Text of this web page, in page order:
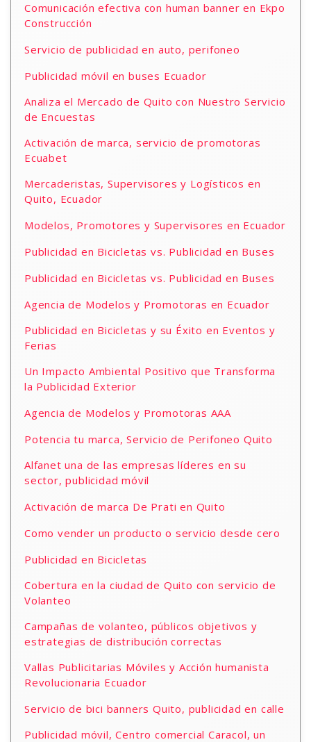
Comunicación efectiva con human banner en Ekpo
Construcción
Servicio de publicidad en auto, perifoneo
Publicidad móvil en buses Ecuador
Analiza el Mercado de Quito con Nuestro Servicio
de Encuestas
Activación de marca, servicio de promotoras
Ecuabet
Mercaderistas, Supervisores y Logísticos en
Quito, Ecuador
Modelos, Promotores y Supervisores en Ecuador
Publicidad en Bicicletas vs. Publicidad en Buses
Publicidad en Bicicletas vs. Publicidad en Buses
Agencia de Modelos y Promotoras en Ecuador
Publicidad en Bicicletas y su Éxito en Eventos y
Ferias
Un Impacto Ambiental Positivo que Transforma
la Publicidad Exterior
Agencia de Modelos y Promotoras AAA
Potencia tu marca, Servicio de Perifoneo Quito
Alfanet una de las empresas líderes en su
sector, publicidad móvil
Activación de marca De Prati en Quito
Como vender un producto o servicio desde cero
Publicidad en Bicicletas
Cobertura en la ciudad de Quito con servicio de
Volanteo
Campañas de volanteo, públicos objetivos y
estrategias de distribución correctas
Vallas Publicitarias Móviles y Acción humanista
Revolucionaria Ecuador
Servicio de bici banners Quito, publicidad en calle
Publicidad móvil, Centro comercial Caracol, un